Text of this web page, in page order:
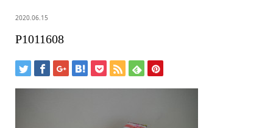
2020.06.15
P1011608